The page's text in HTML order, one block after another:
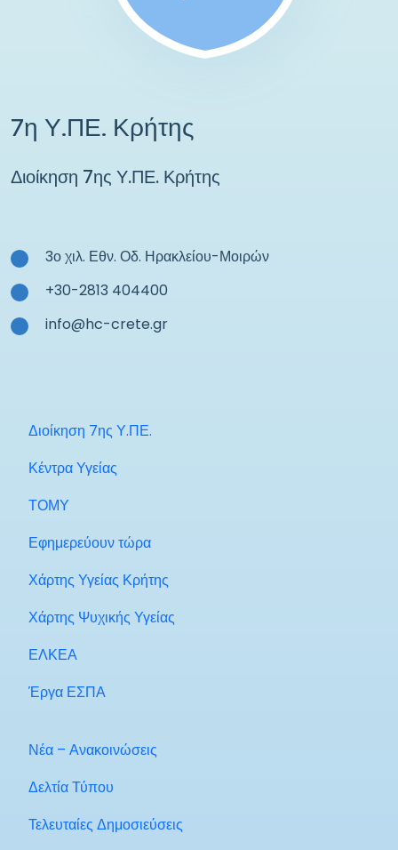
7η Υ.ΠΕ. Κρήτης
Διοίκηση 7ης Υ.ΠΕ. Κρήτης
3ο χιλ. Εθν. Οδ. Ηρακλείου-Μοιρών
+30-2813 404400
info@hc-crete.gr
Διοίκηση 7ης Υ.ΠΕ.
Κέντρα Υγείας
ΤΟΜΥ
Εφημερεύουν τώρα
Χάρτης Υγείας Κρήτης
Χάρτης Ψυχικής Υγείας
ΕΛΚΕΑ
Έργα ΕΣΠΑ
Νέα – Ανακοινώσεις
Δελτία Τύπου
Τελευταίες Δημοσιεύσεις